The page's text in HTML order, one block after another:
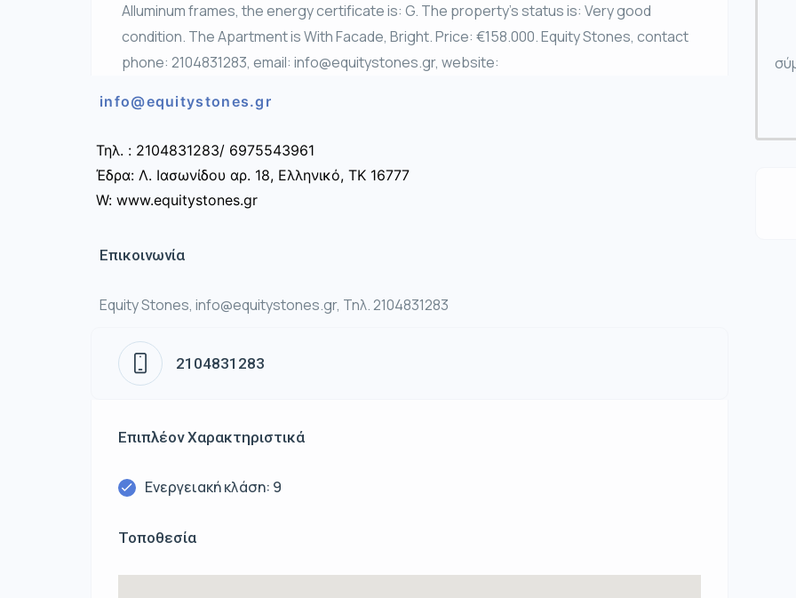
Alluminum frames, the energy certificate is: G. The property’s status is: Very good
condition. The Apartment is With Facade, Bright. Price: €158.000. Equity Stones, contact
phone: 2104831283, email: info@equitystones.gr, website:
info@equitystones.gr
Τηλ. : 2104831283/ 6975543961
Έδρα: Λ. Ιασωνίδου αρ. 18, Ελληνικό, ΤΚ 16777
W: www.equitystones.gr
Επικοινωνία
Equity Stones, info@equitystones.gr, Τηλ. 2104831283
2104831283
Επιπλέον Χαρακτηριστικά
Ενεργειακή κλάση: 9
Τοποθεσία